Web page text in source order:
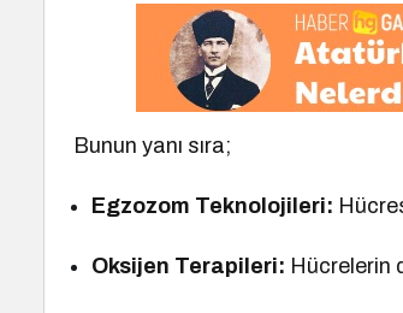
Bunun yanı sıra;
Egzozom Teknolojileri:
Oksijen Terapileri: Hücrelerin